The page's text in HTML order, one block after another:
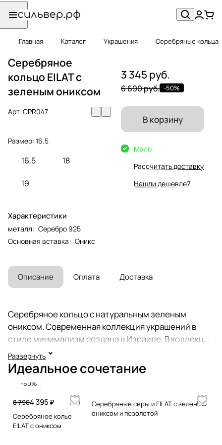
Главная Каталог Украшения Серебряные кольца
Серебряное
кольцо EILAT с
зеленым ониксом
Арт. CPR047
Размер: 16.5
16.5 18
19
Характеристики
металл: Серебро 925
Основная вставка: Оникс
3 345 руб.
6 690 руб. -50%
В корзину
Мало
Рассчитать доставку
Нашли дешевле?
Описание Оплата Доставка
Серебряное кольцо с натуральным зеленым
ониксом. Современная коллекция украшений в
стиле минимализм создана в Израиле. В коллекции
необычные и модные кольца различных дизайнов:
на большой палец, широкое, тройное, перстень, на
указательный палец, с натуральным камнем.
Маленькие и тонкие кольца для создания
послойных образов. Ультрамодное покрытие
позолота Vermeil. Отличный подарок на 8 марта,
подруге, маме, девушке, на день рождения,
Развернуть
Идеальное сочетание
-50%
4 395 ₽
8 790
Серебряное колье
EILAT с ониксом
Серебряные серьги EILAT с зеленым
ониксом и позолотой